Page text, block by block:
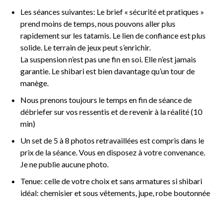
Les séances suivantes: Le brief « sécurité et pratiques »
prend moins de temps, nous pouvons aller plus
rapidement sur les tatamis. Le lien de confiance est plus
solide. Le terrain de jeux peut s’enrichir.
La suspension n’est pas une fin en soi. Elle n’est jamais
garantie. Le shibari est bien davantage qu’un tour de
manège.
Nous prenons toujours le temps en fin de séance de
débriefer sur vos ressentis et de revenir à la réalité (10
min)
Un set de 5 à 8 photos retravaillées est compris dans le
prix de la séance. Vous en disposez à votre convenance.
Je ne publie aucune photo.
Tenue: celle de votre choix et sans armatures si shibari
idéal: chemisier et sous vêtements, jupe, robe boutonnée